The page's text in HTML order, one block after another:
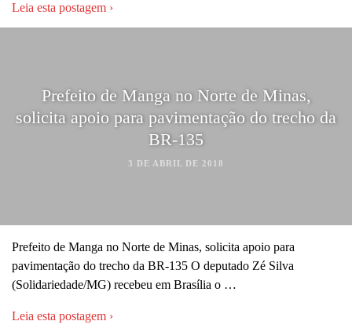
Leia esta postagem ›
Prefeito de Manga no Norte de Minas,
solicita apoio para pavimentação do trecho da
BR-135
3 DE ABRIL DE 2018
Prefeito de Manga no Norte de Minas, solicita apoio para
pavimentação do trecho da BR-135 O deputado Zé Silva
(Solidariedade/MG) recebeu em Brasília o …
Leia esta postagem ›